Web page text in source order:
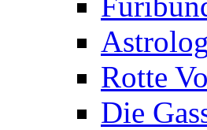
Rotte
Die